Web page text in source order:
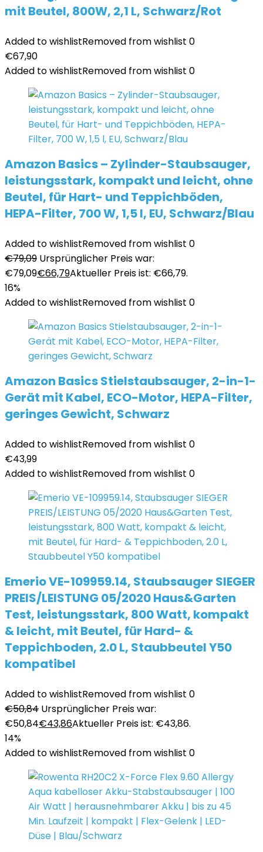
mit Beutel, 800W, 2,1 L, Schwarz/Rot
Added to wishlistRemoved from wishlist 0
€67,90
Added to wishlistRemoved from wishlist 0
Amazon Basics – Zylinder-Staubsauger,
leistungsstark, kompakt und leicht, ohne
Beutel, für Hart- und Teppichböden,
HEPA-Filter, 700 W, 1,5 l, EU, Schwarz/Blau
Added to wishlistRemoved from wishlist 0
€79,09 Ursprünglicher Preis war:
€79,09€66,79Aktueller Preis ist: €66,79.
16%
Added to wishlistRemoved from wishlist 0
Amazon Basics Stielstaubsauger, 2-in-1-
Gerät mit Kabel, ECO-Motor, HEPA-Filter,
geringes Gewicht, Schwarz
Added to wishlistRemoved from wishlist 0
€43,99
Added to wishlistRemoved from wishlist 0
Emerio VE-109959.14, Staubsauger SIEGER
PREIS/LEISTUNG 05/2020 Haus&Garten
Test, leistungsstark, 800 Watt, kompakt
& leicht, mit Beutel, für Hard- &
Teppichboden, 2.0 L, Staubbeutel Y50
kompatibel
Added to wishlistRemoved from wishlist 0
€50,84 Ursprünglicher Preis war:
€50,84€43,86Aktueller Preis ist: €43,86.
14%
Added to wishlistRemoved from wishlist 0